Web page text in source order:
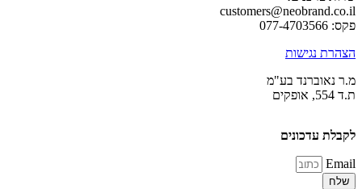
נגישות
בע"מ
עדכונים